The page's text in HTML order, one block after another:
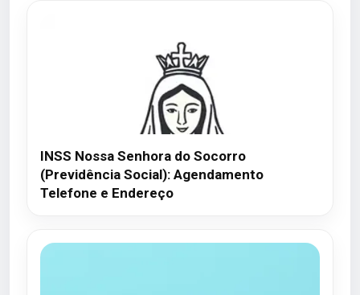
INSS Nossa Senhora do Socorro
(Previdência Social): Agendamento
Telefone e Endereço